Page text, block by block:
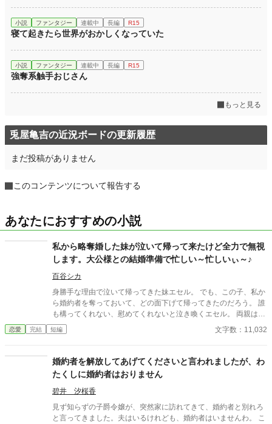
小説 ファンタジー 連載中 長編 R15
寝て起きたら世界がおかしくなっていた
小説 ファンタジー 連載中 長編 R15
強奪系触手おじさん
もっと見る
兎屋亀吉の近況ボードの更新履歴
まだ投稿がありません
このコンテンツについて報告する
あなたにおすすめの小説
私から略奪婚した妹が泣いて帰って来たけど全力で無視
します。大公様との結婚準備で忙しい～忙しいぃ～♪
百谷シカ
身勝手な理由で泣いて帰ってきた妹エセル。 でも、この子、私か
ら婚約者を奪っておいて、どの面下げて帰ってきたのだろう。 誰
も構ってくれない、慰めてくれないと泣き喚くエセル。 両親はひ
たすらに妹をスルー。 「お黙りなさい、エセル。今はヘレンの結
婚準備で忙しいの！」 「お姉様なんかほっとけばいいじゃな
しよ。
恋愛 完結 短編 文字数：11,032
婚約者を解放してあげてくださいと言われましたが、わ
たくしに婚約者はおりません
碧井 汐桜香
見ず知らずの子爵令嬢が、突然家に訪れてきて、婚約者と別れろ
と言ってきました。夫はいるけれども、婚約者はいませんわ。 こ